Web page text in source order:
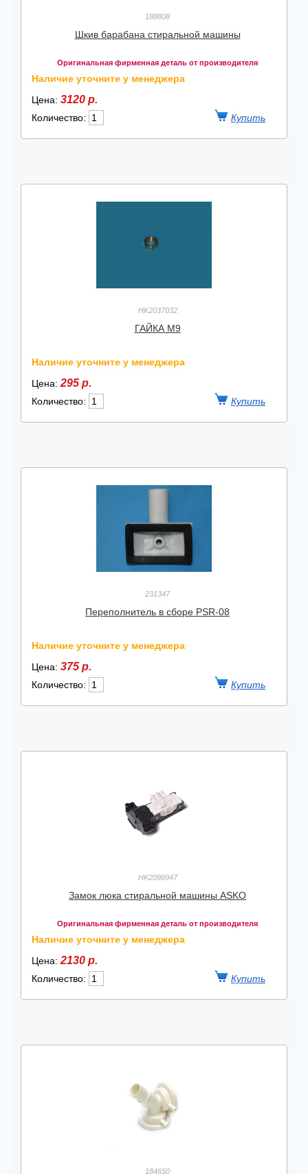
188808
Шкив барабана стиральной машины
Оригинальная фирменная деталь от производителя
Наличие уточните у менеджера
Цена: 3120 р.
Количество:
HK2037032
ГАЙКА М9
Наличие уточните у менеджера
Цена: 295 р.
Количество:
231347
Переполнитель в сборе PSR-08
Наличие уточните у менеджера
Цена: 375 р.
Количество:
HK2098947
Замок люка стиральной машины ASKO
Оригинальная фирменная деталь от производителя
Наличие уточните у менеджера
Цена: 2130 р.
Количество:
184650